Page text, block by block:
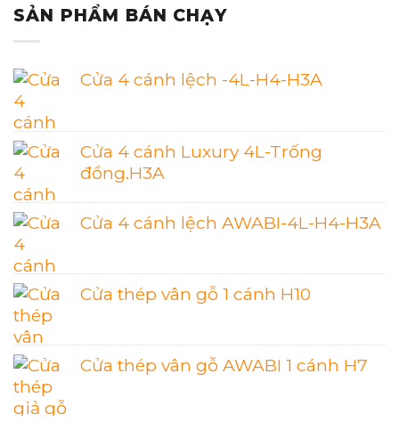
SẢN PHẨM BÁN CHẠY
Cửa 4 cánh lệch -4L-H4-H3A
Cửa 4 cánh Luxury 4L-Trống
đồng.H3A
Cửa 4 cánh lệch AWABI-4L-H4-H3A
Cửa thép vân gỗ 1 cánh H10
Cửa thép vân gỗ AWABI 1 cánh H7